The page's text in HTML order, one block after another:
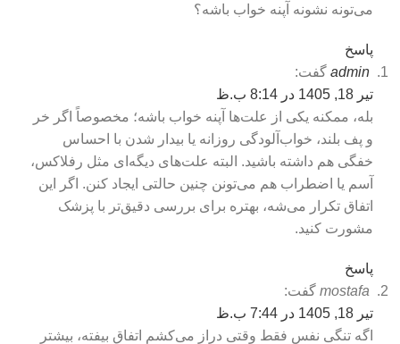
می‌تونه نشونه آپنه خواب باشه؟
پاسخ
admin گفت:
تیر 18, 1405 در 8:14 ب.ظ
بله، ممکنه یکی از علت‌ها آپنه خواب باشه؛ مخصوصاً اگر خر
و پف بلند، خواب‌آلودگی روزانه یا بیدار شدن با احساس
خفگی هم داشته باشید. البته علت‌های دیگه‌ای مثل رفلاکس،
آسم یا اضطراب هم می‌تونن چنین حالتی ایجاد کنن. اگر این
اتفاق تکرار می‌شه، بهتره برای بررسی دقیق‌تر با پزشک
مشورت کنید.
پاسخ
mostafa گفت:
تیر 18, 1405 در 7:44 ب.ظ
اگه تنگی نفس فقط وقتی دراز می‌کشم اتفاق بیفته، بیشتر